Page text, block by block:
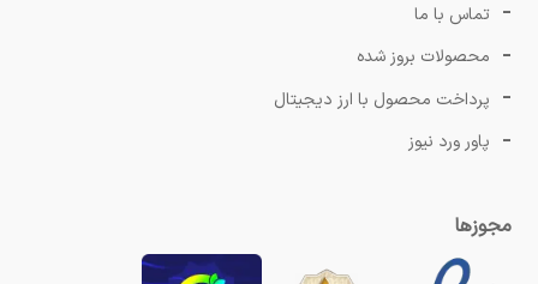
تماس با ما
محصولات بروز شده
پرداخت محصول با ارز دیجیتال
پاور ورد نیوز
مجوزها